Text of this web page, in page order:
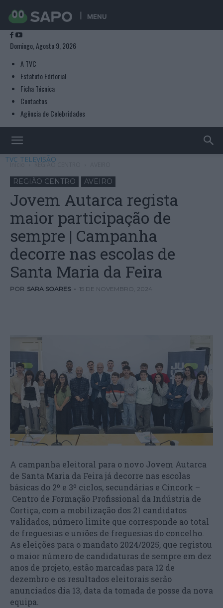
MENU
Domingo, Agosto 9, 2026
A TVC
Estatuto Editorial
Ficha Técnica
Contactos
Agência de Celebridades
TVC TELEVISÃO
Início REGIÃO CENTRO
REGIÃO CENTRO AVEIRO
Jovem Autarca regista
maior participação de
sempre | Campanha
decorre nas escolas de
Santa Maria da Feira
POR SARA SOARES - 15 DE NOVEMBRO, 2024
A campanha eleitoral para o novo Jovem Autarca
de Santa Maria da Feira já decorre nas escolas
básicas do 2º e 3º ciclos, secundárias e Cincork –
Centro de Formação Profissional da Indústria de
Cortiça, com a mobilização dos 21 candidatos
validados, número limite que corresponde ao total
de freguesias e uniões de freguesias do concelho.
As eleições para o mandato 2024/2025, que registou
o maior número de candidaturas de sempre em dez
anos de projeto, estão marcadas para 12 de
dezembro e os resultados eleitorais serão
anunciados dia 13, data da tomada de posse da nova
equipa.